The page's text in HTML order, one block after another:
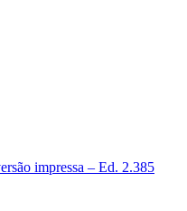
impressa – Ed. 2.385